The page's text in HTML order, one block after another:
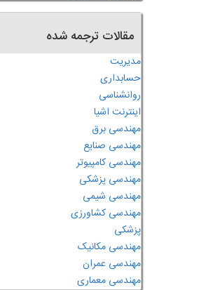
مقالات ترجمه شده
مدیریت
حسابداری
روانشناسی
اینترنت اشیا
مهندسی برق
مهندسی صنایع
مهندسی کامپیوتر
مهندسی پزشکی
مهندسی شیمی
مهندسی کشاورزی
پزشکی
مهندسی مکانیک
مهندسی عمران
مهندسی معماری